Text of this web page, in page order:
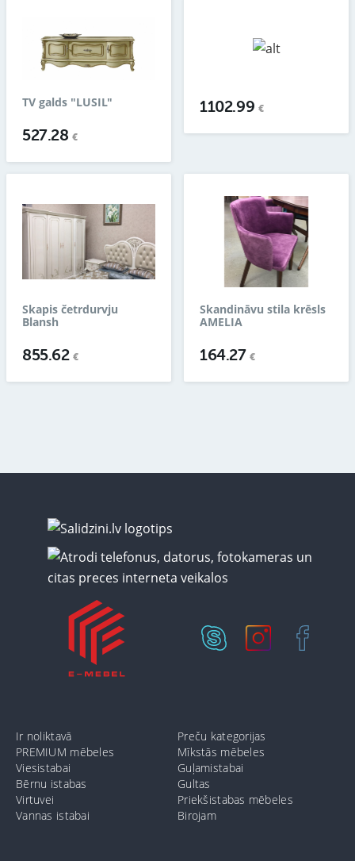
TV galds "LUSIL"
527.28€
1102.99 €
Skapis četrdurvju
Blansh
855.62€
Skandināvu stila krēsls
AMELIA
164.27€
Ir noliktavā
Preču kategorijas
PREMIUM mēbeles
Mīkstās mēbeles
Viesistabai
Guļamistabai
Bērnu istabas
Gultas
Virtuvei
Priekšistabas mēbeles
Vannas istabai
Birojam